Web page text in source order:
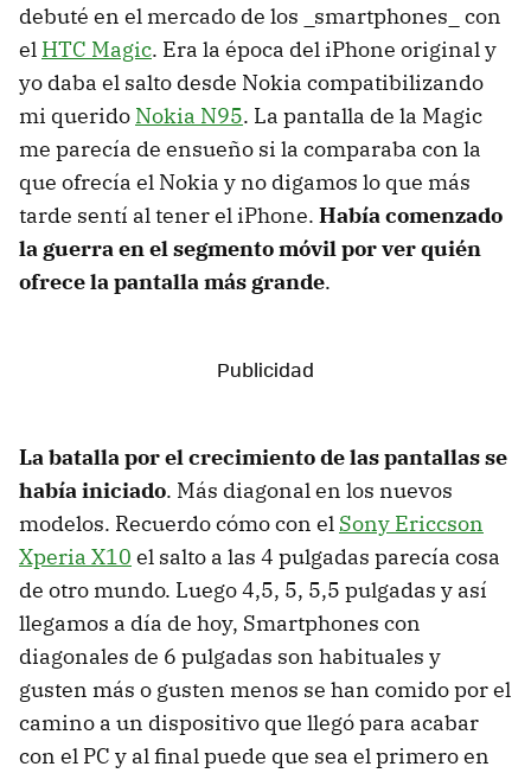
debuté en el mercado de los _smartphones_ con
el HTC Magic. Era la época del iPhone original y
yo daba el salto desde Nokia compatibilizando
mi querido Nokia N95. La pantalla de la Magic
me parecía de ensueño si la comparaba con la
que ofrecía el Nokia y no digamos lo que más
tarde sentí al tener el iPhone. Había comenzado
la guerra en el segmento móvil por ver quién
ofrece la pantalla más grande.
La batalla por el crecimiento de las pantallas se
había iniciado. Más diagonal en los nuevos
modelos. Recuerdo cómo con el Sony Ericcson
Xperia X10 el salto a las 4 pulgadas parecía cosa
de otro mundo. Luego 4,5, 5, 5,5 pulgadas y así
llegamos a día de hoy, Smartphones con
diagonales de 6 pulgadas son habituales y
gusten más o gusten menos se han comido por el
camino a un dispositivo que llegó para acabar
con el PC y al final puede que sea el primero en